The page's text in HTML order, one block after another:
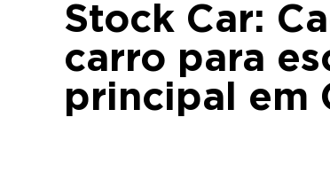
Stock Car:
carro para
principal em